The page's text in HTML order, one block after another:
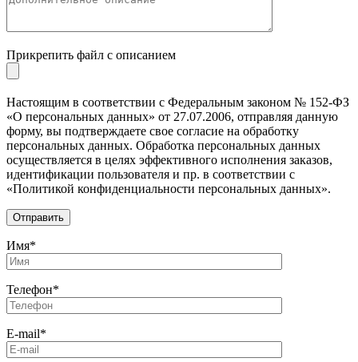
Прикрепить файл с описанием
Настоящим в соответствии с Федеральным законом № 152-ФЗ
«О персональных данных» от 27.07.2006, отправляя данную
форму, вы подтверждаете свое согласие на обработку
персональных данных. Обработка персональных данных
осуществляется в целях эффективного исполнения заказов,
идентификации пользователя и пр. в соответствии с
«Политикой конфиденциальности персональных данных».
Имя*
Телефон*
E-mail*